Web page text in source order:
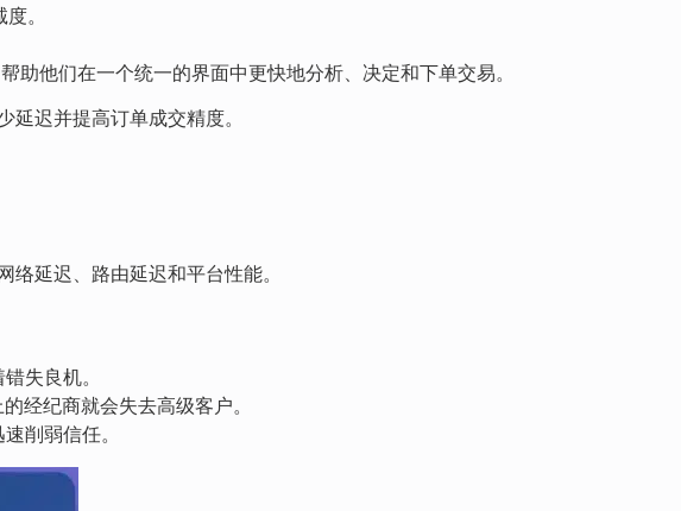
。
助他们在一个统一的界面中更快地分析、决定和下单交易。
延迟并提高订单成交精度。
延迟、路由延迟和平台性能。
失良机。
经纪商就会失去高级客户。
削弱信任。